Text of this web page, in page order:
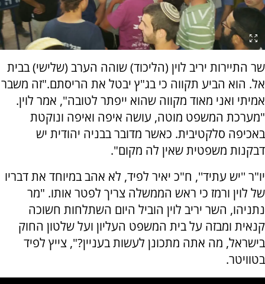
שר התיירות יריב לוין (הליכוד) שוהה הערב (שלישי) בבית
אל. הוא הביע תקווה כי בג"ץ יבטל את הריסתם."זה משבר
אמיתי ואני מאוד מקווה שהוא ייפתר לטובה", אמר לוין.
"מערכת המשפט מוטה, עושה איפה ואיפה ונוקטת
באכיפה סלקטיבית. כאשר מדובר בבניה יהודית יש
דבקנות משפטית שאין לה מקום".
יו"ר ''יש עתיד'', ח"כ יאיר לפיד, לא אהב במיוחד את דבריו
של לוין ורמז כי ראש הממשלה צריך לפטר אותו. "מר
נתניהו, השר יריב לוין הוביל היום השתלחות חשוכה
קנאית ומבזה על בית המשפט העליון ועל שלטון החוק
בישראל, מה אתה מתכונן לעשות בעניין?", צייץ לפיד
בטוויטר.